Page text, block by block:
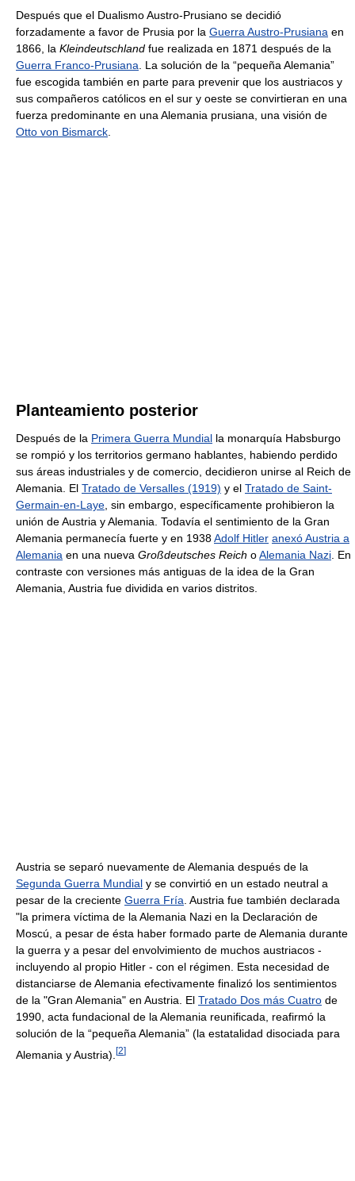
Después que el Dualismo Austro-Prusiano se decidió
forzadamente a favor de Prusia por la Guerra Austro-Prusiana en
1866, la Kleindeutschland fue realizada en 1871 después de la
Guerra Franco-Prusiana. La solución de la “pequeña Alemania”
fue escogida también en parte para prevenir que los austriacos y
sus compañeros católicos en el sur y oeste se convirtieran en una
fuerza predominante en una Alemania prusiana, una visión de
Otto von Bismarck.
Planteamiento posterior
Después de la Primera Guerra Mundial la monarquía Habsburgo
se rompió y los territorios germano hablantes, habiendo perdido
sus áreas industriales y de comercio, decidieron unirse al Reich de
Alemania. El Tratado de Versalles (1919) y el Tratado de Saint-
Germain-en-Laye, sin embargo, específicamente prohibieron la
unión de Austria y Alemania. Todavía el sentimiento de la Gran
Alemania permanecía fuerte y en 1938Adolf Hitler anexó Austria a
Alemania en una nueva Großdeutsches Reich oAlemania Nazi. En
contraste con versiones más antiguas de la idea de la Gran
Alemania, Austria fue dividida en varios distritos.
Austria se separó nuevamente de Alemania después de la
Segunda Guerra Mundial y se convirtió en un estado neutral a
pesar de la creciente Guerra Fría. Austria fue también declarada
"la primera víctima de la Alemania Nazi en la Declaración de
Moscú, a pesar de ésta haber formado parte de Alemania durante
la guerra y a pesar del envolvimiento de muchos austriacos -
incluyendo al propio Hitler - con el régimen. Esta necesidad de
distanciarse de Alemania efectivamente finalizó los sentimientos
de la "Gran Alemania" en Austria. El Tratado Dos más Cuatro de
1990, acta fundacional de la Alemania reunificada, reafirmó la
solución de la “pequeña Alemania” (la estatalidad disociada para
Alemania y Austria). [2]